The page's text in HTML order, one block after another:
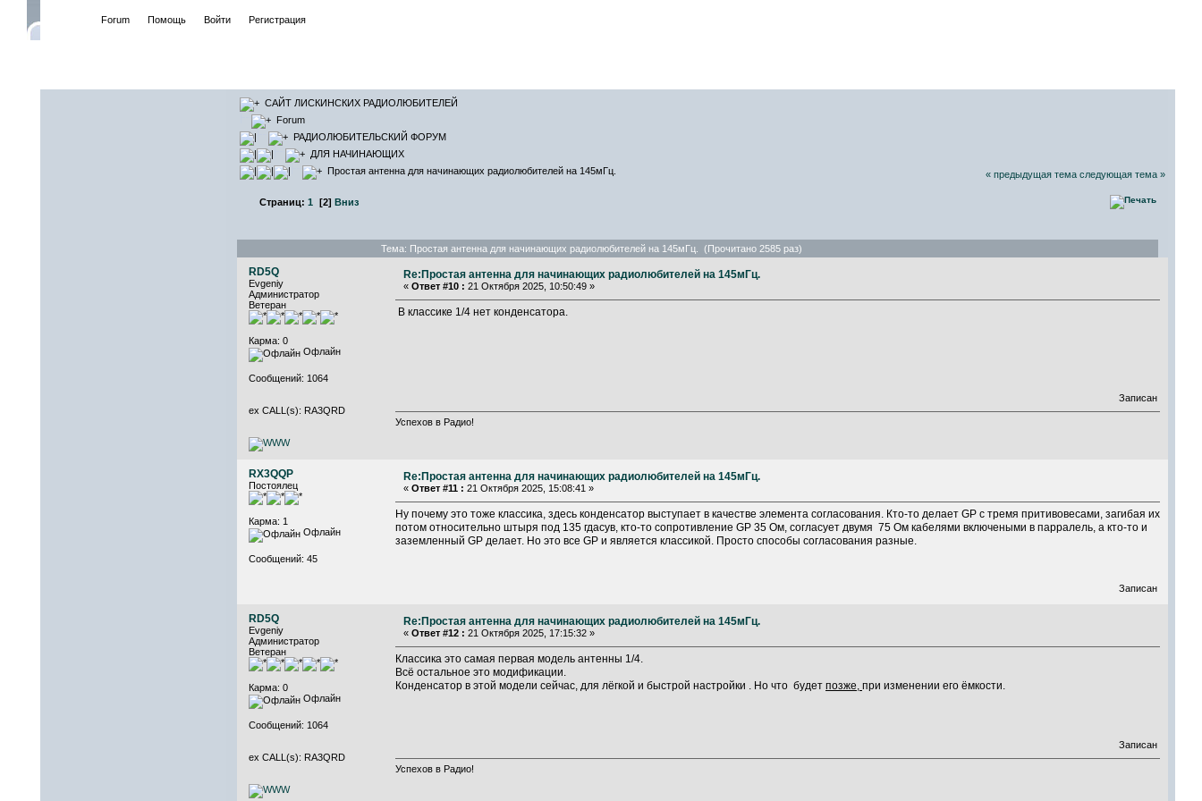
Forum Помощь Войти Регистрация
САЙТ ЛИСКИНСКИХ РАДИОЛЮБИТЕЛЕЙ
Forum
РАДИОЛЮБИТЕЛЬСКИЙ ФОРУМ
ДЛЯ НАЧИНАЮЩИХ
Простая антенна для начинающих радиолюбителей на 145мГц.
« предыдущая тема следующая тема »
Страниц: 1 [2] Вниз
Тема: Простая антенна для начинающих радиолюбителей на 145мГц. (Прочитано 2585 раз)
RD5Q
Evgeniy
Администратор
Ветеран
Карма: 0
Офлайн
Сообщений: 1064
ex CALL(s): RA3QRD
Re:Простая антенна для начинающих радиолюбителей на 145мГц.
« Ответ #10 : 21 Октября 2025, 10:50:49 »
В классике 1/4 нет конденсатора.
Записан
Успехов в Радио!
RX3QQP
Постоялец
Карма: 1
Офлайн
Сообщений: 45
Re:Простая антенна для начинающих радиолюбителей на 145мГц.
« Ответ #11 : 21 Октября 2025, 15:08:41 »
Ну почему это тоже классика, здесь конденсатор выступает в качестве элемента согласования. Кто-то делает GP с тремя притивовесами, загибая их
потом относительно штыря под 135 гдасув, кто-то сопротивление GP 35 Ом, согласует двумя 75 Ом кабелями включеными в парралель, а кто-то и
заземленный GP делает. Но это все GP и является классикой. Просто способы согласования разные.
Записан
RD5Q
Evgeniy
Администратор
Ветеран
Карма: 0
Офлайн
Сообщений: 1064
ex CALL(s): RA3QRD
Re:Простая антенна для начинающих радиолюбителей на 145мГц.
« Ответ #12 : 21 Октября 2025, 17:15:32 »
Классика это самая первая модель антенны 1/4.
Всё остальное это модификации.
Конденсатор в этой модели сейчас, для лёгкой и быстрой настройки . Но что будет позже, при изменении его ёмкости.
Записан
Успехов в Радио!